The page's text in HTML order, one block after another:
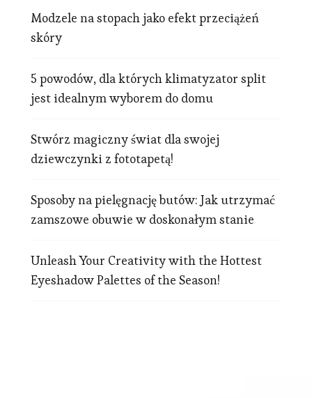
Modzele na stopach jako efekt przeciążeń
skóry
5 powodów, dla których klimatyzator split
jest idealnym wyborem do domu
Stwórz magiczny świat dla swojej
dziewczynki z fototapetą!
Sposoby na pielęgnację butów: Jak utrzymać
zamszowe obuwie w doskonałym stanie
Unleash Your Creativity with the Hottest
Eyeshadow Palettes of the Season!